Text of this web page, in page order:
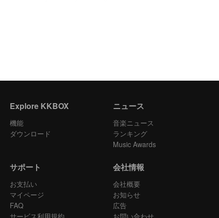
Explore KKBOX
機能
ダウンロード
ニュース
音楽ニュース
ランキング
Music Awards
サポート
お支払い
マイページ
FAQ
サービス利用規約
会社情報
会社概要
お知らせ
広告
お問い合わせ